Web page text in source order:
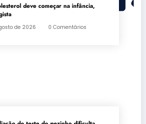
deve começar na infância,
de 2026 0 Comentários